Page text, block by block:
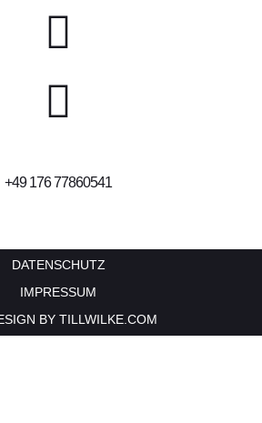
‭+49 176 77860541‬
DATENSCHUTZ
IMPRESSUM
BY TILLWILKE.COM